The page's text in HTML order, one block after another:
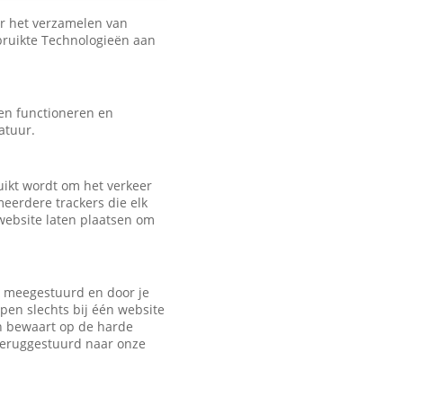
het verzamelen van
Technologieën aan
functioneren en
wordt om het verkeer
trackers die elk
laten plaatsen om
en door je
slechts bij één website
bewaart op de harde
naar onze